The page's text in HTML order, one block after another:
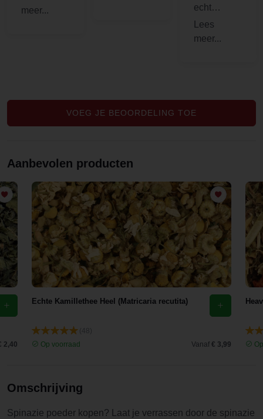
mijn
echt
prachtig.
De smaak
VOEG JE BEOORDELING TOE
Aanbevolen producten
2,40
Echte Kamillethee Heel (Matricaria recutita)
Op voorraad
Vanaf € 3,99
Omschrijving
Spinazie poeder kopen? Laat je verrassen door de spinazie